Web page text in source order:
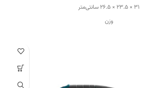
۳۱ × ۲۳.۵ × ۲۶.۵ سانتی‌متر
وزن